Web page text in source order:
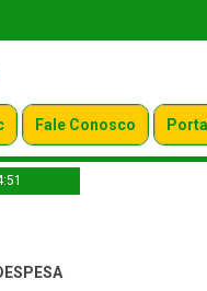
Fale Conosco